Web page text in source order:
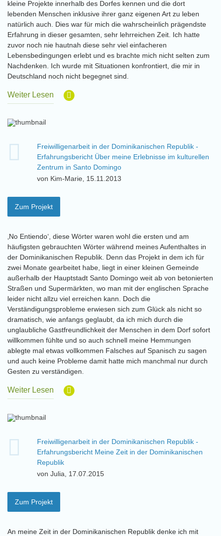
kleine Projekte innerhalb des Dorfes kennen und die dort
lebenden Menschen inklusive ihrer ganz eigenen Art zu leben
natürlich auch. Dies war für mich die wahrscheinlich prägendste
Erfahrung in dieser gesamten, sehr lehrreichen Zeit. Ich hatte
zuvor noch nie hautnah diese sehr viel einfacheren
Lebensbedingungen erlebt und es brachte mich nicht selten zum
Nachdenken. Ich wurde mit Situationen konfrontiert, die mir in
Deutschland noch nicht begegnet sind.
Weiter Lesen
Freiwilligenarbeit in der Dominikanischen Republik -
Erfahrungsbericht Über meine Erlebnisse im kulturellen
Zentrum in Santo Domingo
von Kim-Marie, 15.11.2013
Zum Projekt
‚No Entiendo‘, diese Wörter waren wohl die ersten und am
häufigsten gebrauchten Wörter während meines Aufenthaltes in
der Dominikanischen Republik. Denn das Projekt in dem ich für
zwei Monate gearbeitet habe, liegt in einer kleinen Gemeinde
außerhalb der Hauptstadt Santo Domingo weit ab von betonierten
Straßen und Supermärkten, wo man mit der englischen Sprache
leider nicht allzu viel erreichen kann. Doch die
Verständigungsprobleme erwiesen sich zum Glück als nicht so
dramatisch, wie anfangs geglaubt, da ich mich durch die
unglaubliche Gastfreundlichkeit der Menschen in dem Dorf sofort
willkommen fühlte und so auch schnell meine Hemmungen
ablegte mal etwas vollkommen Falsches auf Spanisch zu sagen
und auch keine Probleme damit hatte mich manchmal nur durch
Gesten zu verständigen.
Weiter Lesen
Freiwilligenarbeit in der Dominikanischen Republik -
Erfahrungsbericht Meine Zeit in der Dominikanischen
Republik
von Julia, 17.07.2015
Zum Projekt
An meine Zeit in der Dominikanischen Republik denke ich mit